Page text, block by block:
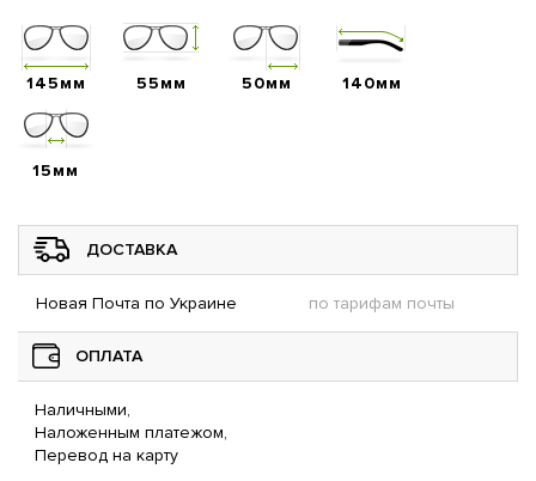
145мм 55мм 50мм 140мм
15мм
ДОСТАВКА
Новая Почта по Украине по тарифам почты
ОПЛАТА
Наличными,
Наложенным платежом,
Перевод на карту